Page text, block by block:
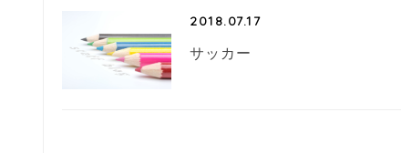
2018.07.17
サッカー